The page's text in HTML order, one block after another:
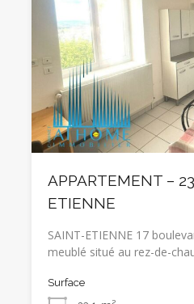
APPARTEMENT –
ETIENNE
SAINT-ETIENNE 17
meublé situé au rez-de-
Surface